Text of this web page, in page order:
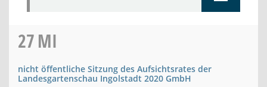
27MI
nicht öffentliche Sitzung des Aufsichtsrates der
Landesgartenschau Ingolstadt 2020 GmbH